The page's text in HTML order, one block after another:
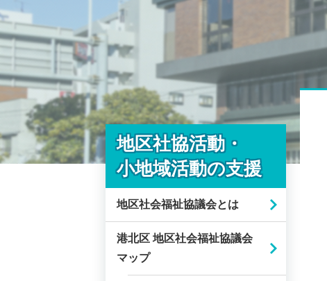
地区社協活動・
小地域活動の支援
地区社会福祉協議会とは
港北区 地区社会福祉協議会
マップ